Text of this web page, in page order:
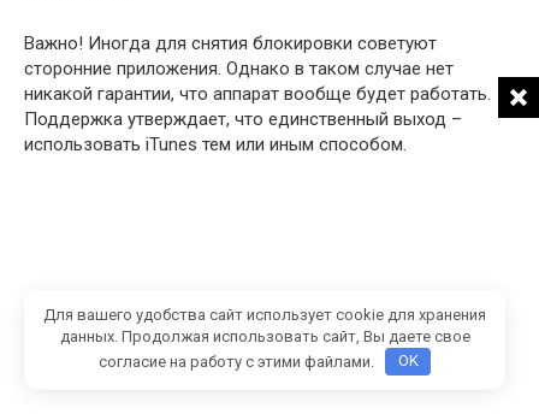
Важно! Иногда для снятия блокировки советуют
сторонние приложения. Однако в таком случае нет
никакой гарантии, что аппарат вообще будет работать.
Поддержка утверждает, что единственный выход –
использовать iTunes тем или иным способом.
Для вашего удобства сайт использует cookie для хранения
данных. Продолжая использовать сайт, Вы даете свое
согласие на работу с этими файлами.
OK